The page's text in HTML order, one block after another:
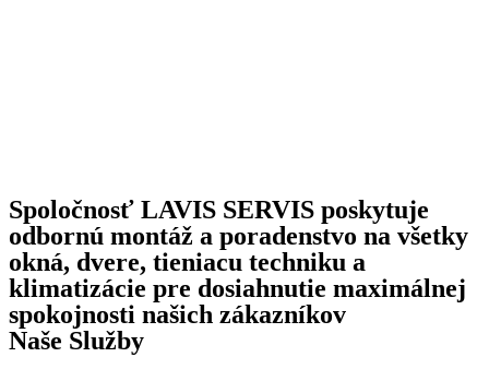
Spoločnosť LAVIS SERVIS poskytuje
odbornú montáž a poradenstvo na všetky
okná, dvere, tieniacu techniku a
klimatizácie pre dosiahnutie maximálnej
spokojnosti našich zákazníkov
Naše Služby